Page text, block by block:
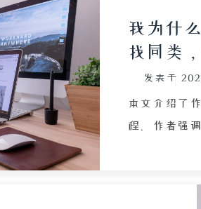
雕像、波光粼粼的湖面以及
了附近的崇文学校。作者感
象力却不如从前，同时对比
园的宁静，并对在公园内读
。文章以一句关于居住于此
对城市发展与生活选择的思
我为什
找同类
发表于
本文介绍了
程。作者强
避免陷入“